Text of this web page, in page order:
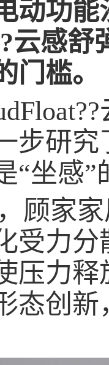
动功
云感舒
门槛。
步研
“坐感”
顾家
受力
压力
态创